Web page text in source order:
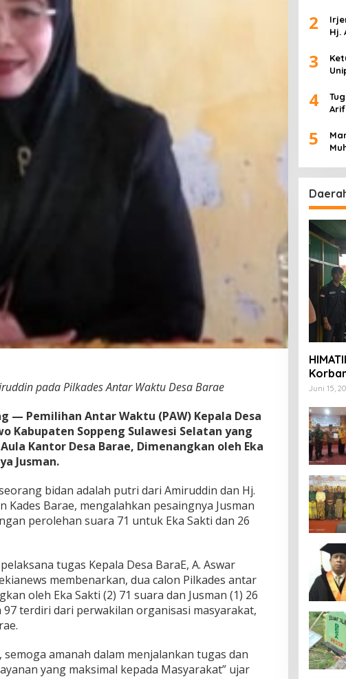
pada Pilkades Antar Waktu Desa Barae
— Pemilihan Antar Waktu (PAW) Kepala Desa
Kabupaten Soppeng Sulawesi Selatan yang
Kantor Desa Barae, Dimenangkan oleh Eka
Jusman.
bidan adalah putri dari Amiruddin dan Hj.
Barae, mengalahkan pesaingnya Jusman
perolehan suara 71 untuk Eka Sakti dan 26
tugas Kepala Desa BaraE, A. Aswar
membenarkan, dua calon Pilkades antar
oleh Eka Sakti (2) 71 suara dan Jusman (1) 26
terdiri dari perwakilan organisasi masyarakat,
amanah dalam menjalankan tugas dan
yang maksimal kepada Masyarakat” ujar
2
Hj.
3
4
5
Juni 15,